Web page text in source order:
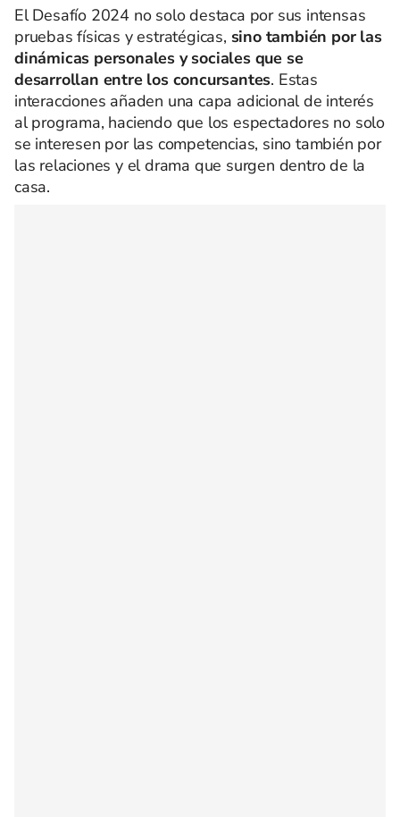
El Desafío 2024 no solo destaca por sus intensas
pruebas físicas y estratégicas, sino también por las
dinámicas personales y sociales que se
desarrollan entre los concursantes. Estas
interacciones añaden una capa adicional de interés
al programa, haciendo que los espectadores no solo
se interesen por las competencias, sino también por
las relaciones y el drama que surgen dentro de la
casa.